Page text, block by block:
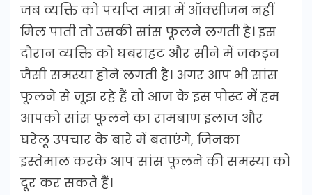
जब व्यक्ति को पर्याप्त मात्रा में ऑक्सीजन नहीं
मिल पाती तो उसकी सांस फूलने लगती है। इस
दौरान व्यक्ति को घबराहट और सीने में जकड़न
जैसी समस्या होने लगती है। अगर आप भी सांस
फूलने से जूझ रहे हैं तो आज के इस पोस्ट में हम
आपको सांस फूलने का रामबाण इलाज और
घरेलू उपचार के बारे में बताएंगे, जिनका
इस्तेमाल करके आप सांस फूलने की समस्या को
दूर कर सकते हैं।